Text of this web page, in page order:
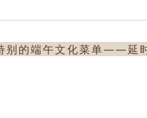
别的端午文化菜单——延